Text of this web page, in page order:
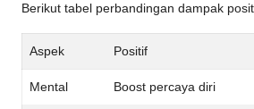
Berikut tabel perbandingan dampak
Aspek Positif
Mental Boost percaya diri